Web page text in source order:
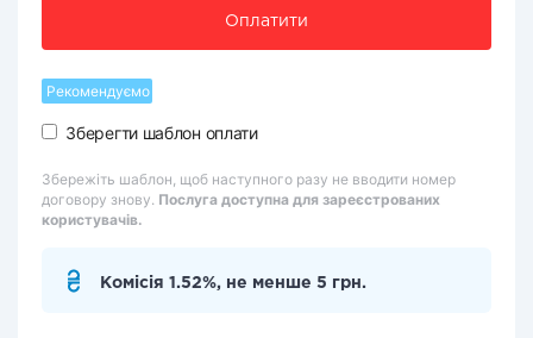
Оплатити
Рекомендуємо
Зберегти шаблон оплати
Збережіть шаблон, щоб наступного разу не вводити номер
договору знову. Послуга доступна для зареєстрованих
користувачів.
Комісія 1.52%, не менше 5 грн.